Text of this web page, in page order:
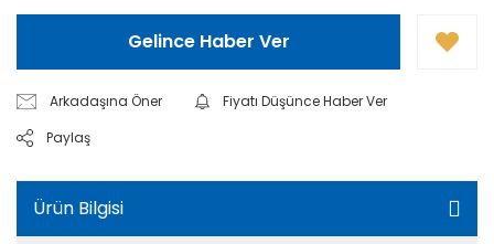
Gelince Haber Ver
Arkadaşına Öner
Fiyatı Düşünce Haber Ver
Paylaş
Ürün Bilgisi